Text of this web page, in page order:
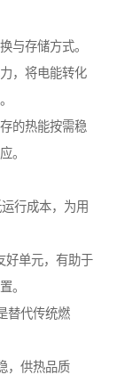
与存储方式。
，将电能转化
的热能按需稳
。
行成本，为用
好单元，有助于
。
替代传统燃
，供热品质